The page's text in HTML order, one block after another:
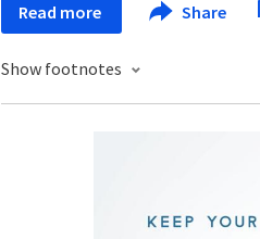
Read more Share
Show footnotes